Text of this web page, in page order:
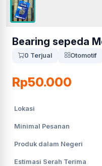
Bearing sepeda
0 Terjual Otomotif
Rp50.000
Lokasi
Minimal Pesanan
Produk dalam Negeri
Estimasi Serah Terima